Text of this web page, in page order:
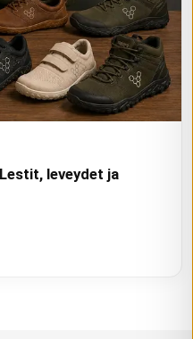
leveydet ja